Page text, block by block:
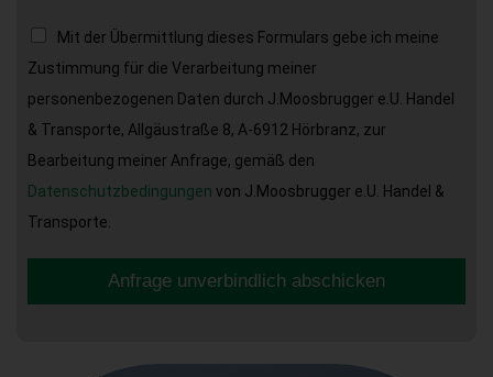
Mit der Übermittlung dieses Formulars gebe ich meine
Zustimmung für die Verarbeitung meiner
personenbezogenen Daten durch J.Moosbrugger e.U. Handel
& Transporte, Allgäustraße 8, A-6912 Hörbranz, zur
Bearbeitung meiner Anfrage, gemäß den
Datenschutzbedingungen von J.Moosbrugger e.U. Handel &
Transporte.
Anfrage unverbindlich abschicken